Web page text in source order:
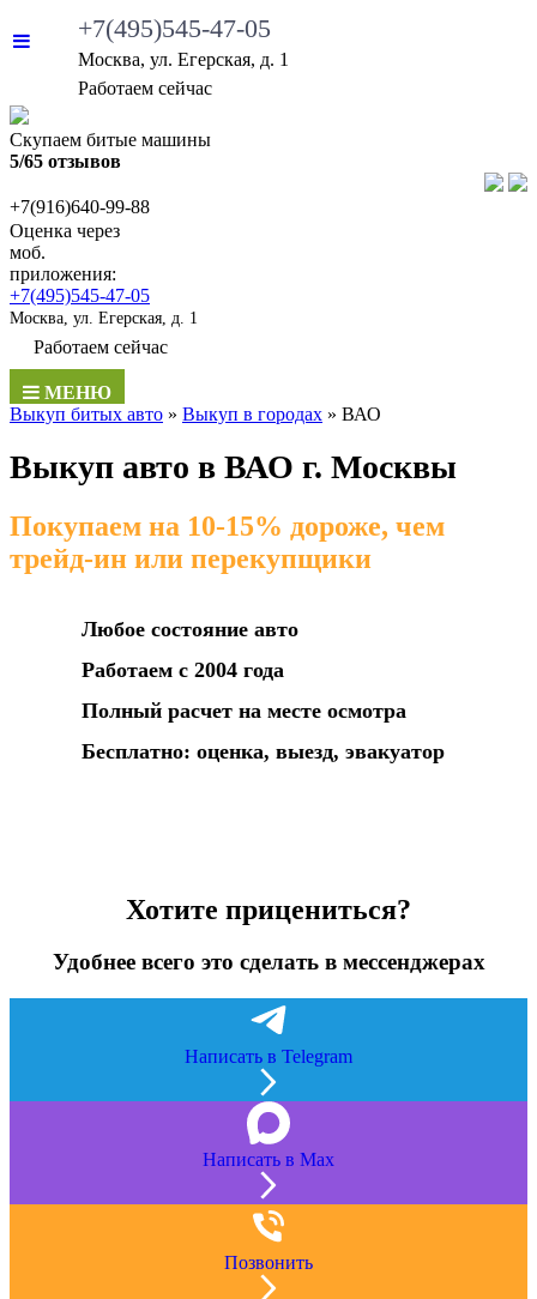
+7(495)545-47-05
Москва, ул. Егерская, д. 1
Работаем сейчас
Скупаем битые машины
5/65 отзывов
+7(916)640-99-88
Оценка через
моб.
приложения:
+7(495)545-47-05
Москва, ул. Егерская, д. 1
Работаем сейчас
МЕНЮ
Выкуп битых авто » Выкуп в городаx » ВАО
Выкуп авто в ВАО г. Москвы
Покупаем на 10-15% дороже, чем
трейд-ин или перекупщики
Любое состояние авто
Работаем с 2004 года
Полный расчет на месте осмотра
Бесплатно: оценка, выезд, эвакуатор
Хотите прицениться?
Удобнее всего это сделать в мессенджерах
Написать в Telegram
Написать в Max
Позвонить